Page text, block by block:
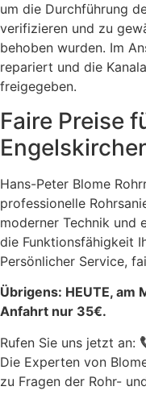
um die Durchführung
verifizieren und zu
behoben wurden. Im
repariert und die
freigegeben.
Faire Preise
Hans-Peter Blome
professionelle
moderner Technik und
die Funktionsfähigkeit
Persönlicher Service,
Übrigens: HEUTE, am
Anfahrt nur 35€.
Rufen Sie uns jetzt an:
Die Experten von
zu Fragen der Rohr-